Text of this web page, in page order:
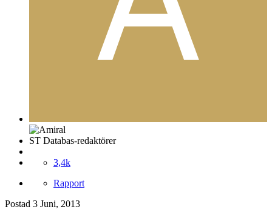
ST Databas-redaktörer
3,4k
Rapport
Postad 3 Juni, 2013